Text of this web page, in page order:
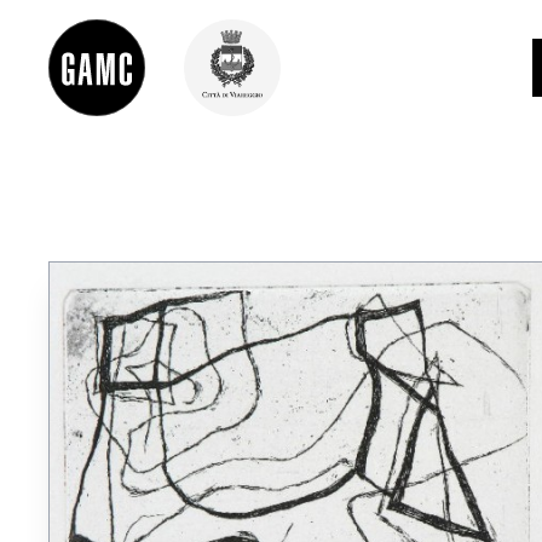
SHOP
LE COLLEZIONI
GLI AUTORI
LORENZO VIANI
MOSTRE
EVENTI
PALAZZO DELLE MUSE